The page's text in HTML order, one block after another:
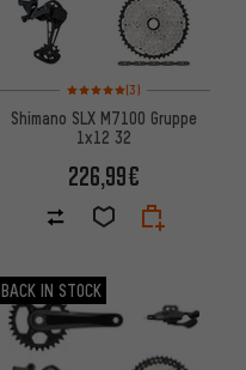
Bewertungen: 5 von 5
(3)
Shimano SLX M7100 Gruppe
1x12 32
226,99€
BACK IN STOCK